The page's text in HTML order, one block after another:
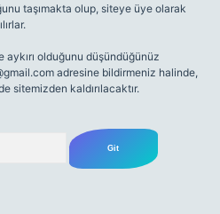
taşımakta olup, siteye üye olarak
olduğunu düşündüğünüz
adresine bildirmeniz halinde,
sitemizden kaldırılacaktır.